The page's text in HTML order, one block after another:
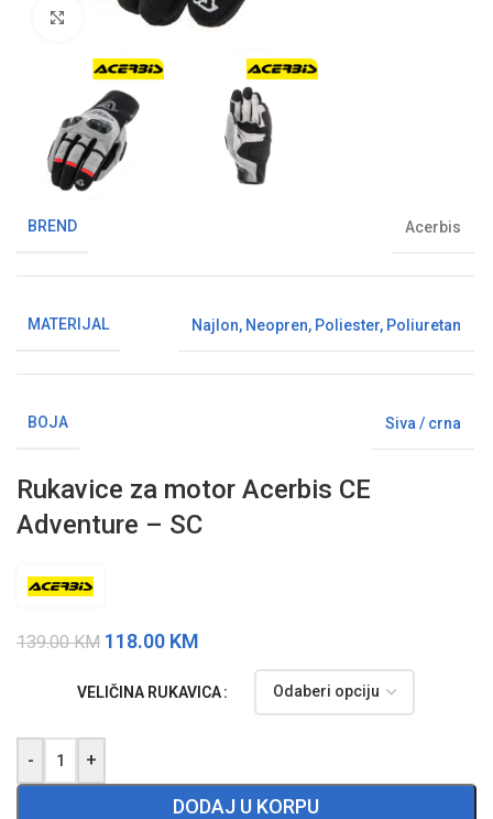
Klikni da uvećaš sliku
BREND Acerbis
MATERIJAL Najlon, Neopren, Poliester, Poliuretan
BOJA Siva / crna
Rukavice za motor Acerbis CE
Adventure – SC
139.00KM 118.00 KM
VELIČINA RUKAVICA
- +
DODAJ U KORPU